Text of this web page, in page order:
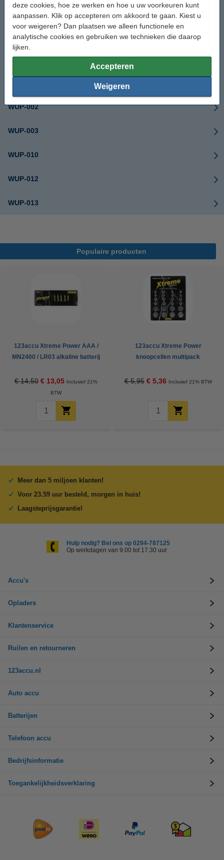
deze cookies, hoe ze werken en hoe u uw voorkeuren kunt
aanpassen. Klik op accepteren om akkoord te gaan. Kiest u
voor weigeren? Dan plaatsen we alleen functionele en
analytische cookies en gebruiken we technieken die daarop
lijken.
Accepteren
Weigeren
UTL-001
UTL-003
WUP-002
WUP-003
WUP-010
WUP-012
WUP-013
Populaire producten
123accu Xtreme Power AAA /
MN2400 / LR03 alkaline batterij
€ 14,50 € 13,05 Inclusief 21%
BTW
123accu Xtreme Power
knoopcellen multipack
€ 5,95 € 5,36 Inclusief 21% BTW
Meer dan 5 miljoen klanten!
Voor 23.59 uur besteld, morgen in huis!
Laagsteprijsgarantie!
Hulp nodig? Bel ons op 0294-787125
Op werkdagen van 9.00 tot 17.30 uur
Accu's
Opladers
Klantenservice
Ruilen en retourneren
123accu.nl
Auto accu
Batterijen
Telefoon accu
Bedrijfsinformatie
Toegankelijkheidsverklaring